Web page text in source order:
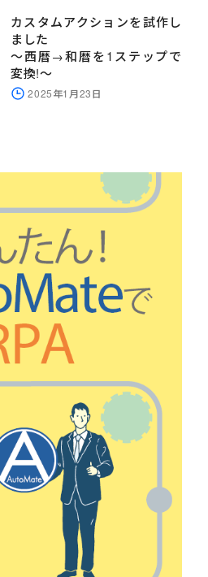
カスタムアクションを試作し
ました
～西暦→和暦を1ステップで
変換!～
2025年1月23日